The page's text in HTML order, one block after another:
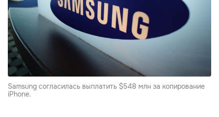
Samsung согласилась выплатить $548 млн за копирование
iPhone.